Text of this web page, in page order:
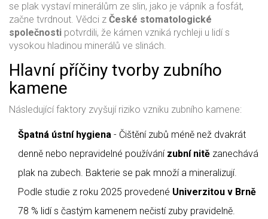
se plak vystaví minerálům ze slin, jako je vápník a fosfát,
začne tvrdnout. Vědci z České stomatologické
společnosti potvrdili, že kámen vzniká rychleji u lidí s
vysokou hladinou minerálů ve slinách.
Hlavní příčiny tvorby zubního
kamene
Následující faktory zvyšují riziko vzniku zubního kamene:
Špatná ústní hygiena - Čištění zubů méně než dvakrát
denně nebo nepravidelné používání zubní nitě zanechává
plak na zubech. Bakterie se pak množí a mineralizují.
Podle studie z roku 2025 provedené Univerzitou v Brně
78 % lidí s častým kamenem nečistí zuby pravidelně.